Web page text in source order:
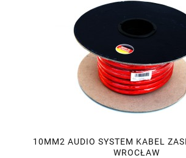
10MM2 AUDIO SYSTEM KABEL
WROCŁAW